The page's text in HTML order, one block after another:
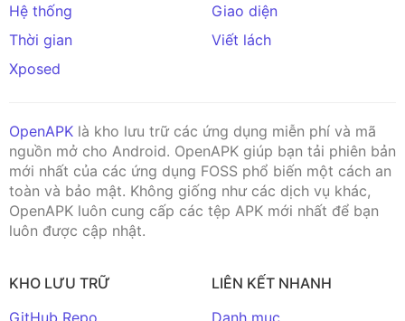
Hệ thống
Giao diện
Thời gian
Viết lách
Xposed
OpenAPK là kho lưu trữ các ứng dụng miễn phí và mã
nguồn mở cho Android. OpenAPK giúp bạn tải phiên bản
mới nhất của các ứng dụng FOSS phổ biến một cách an
toàn và bảo mật. Không giống như các dịch vụ khác,
OpenAPK luôn cung cấp các tệp APK mới nhất để bạn
luôn được cập nhật.
KHO LƯU TRỮ
GitHub Repo
LIÊN KẾT NHANH
Danh mục